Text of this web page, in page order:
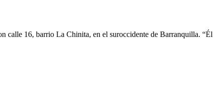
calle 16, barrio La Chinita, en el suroccidente de Barranquilla. “Él